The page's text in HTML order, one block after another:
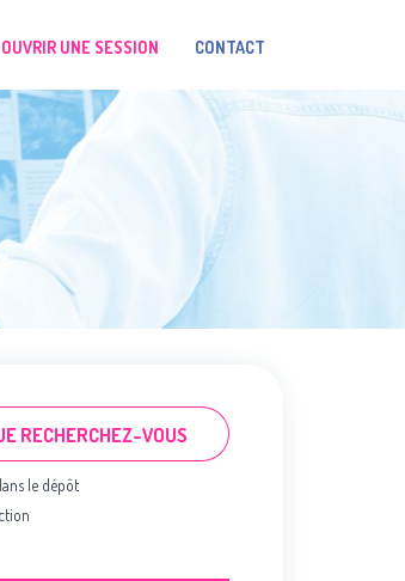
OUVRIR UNE SESSION CONTACT
le dépôt